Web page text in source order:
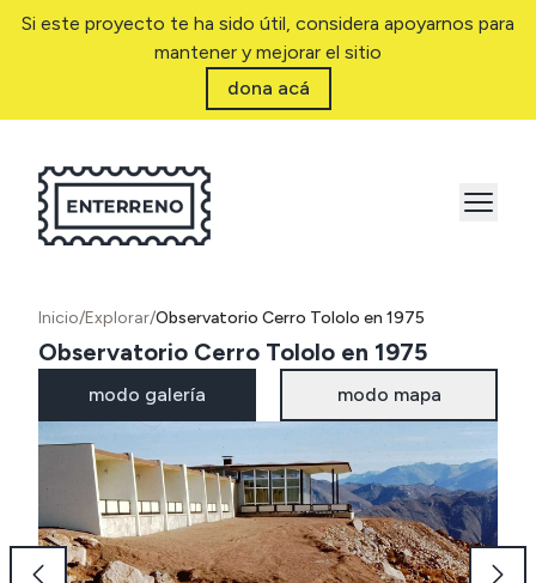
Si este proyecto te ha sido útil, considera apoyarnos para
mantener y mejorar el sitio
dona acá
Inicio/Explorar/Observatorio Cerro Tololo en 1975
Observatorio Cerro Tololo en 1975
modo galería modo mapa